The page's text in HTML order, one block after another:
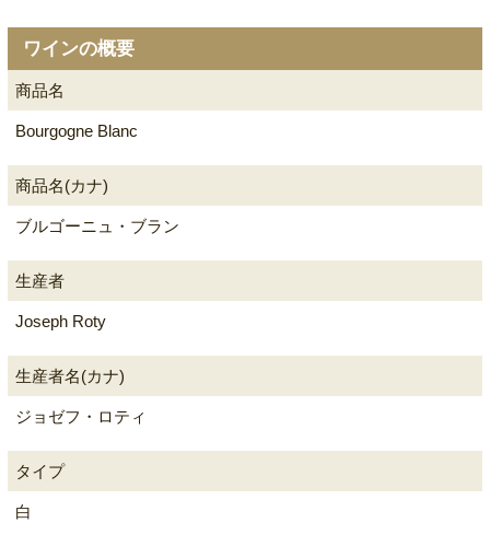
ワインの概要
商品名
Bourgogne Blanc
商品名(カナ)
ブルゴーニュ・ブラン
生産者
Joseph Roty
生産者名(カナ)
ジョゼフ・ロティ
タイプ
白